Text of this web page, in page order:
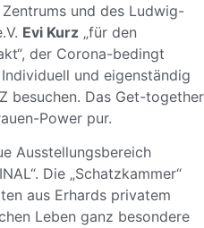
und des Ludwig-
Evi Kurz „für den
der Corona-bedingt
und eigenständig
besuchen. Das Get-together
Power pur.
Ausstellungsbereich
Die „Schatzkammer“
aus Erhards privatem
Leben ganz besondere